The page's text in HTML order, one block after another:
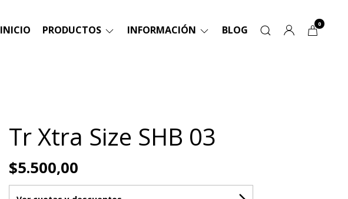
INICIO PRODUCTOS INFORMACIÓN BLOG 0
Tr Xtra Size SHB 03
$5.500,00